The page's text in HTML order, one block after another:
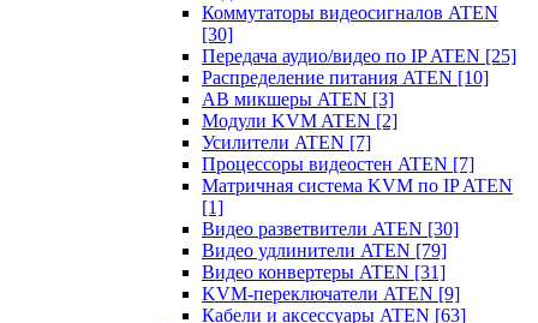
Коммутаторы видеосигналов ATEN
[30]
Передача аудио/видео по IP ATEN [25]
Распределение питания ATEN [10]
АВ микшеры ATEN [3]
Модули KVM ATEN [2]
Усилители ATEN [7]
Процессоры видеостен ATEN [7]
Матричная система KVM по IP ATEN
[1]
Видео разветвители ATEN [30]
Видео удлинители ATEN [79]
Видео конвертеры ATEN [31]
KVM-переключатели ATEN [9]
Кабели и аксессуары ATEN [63]